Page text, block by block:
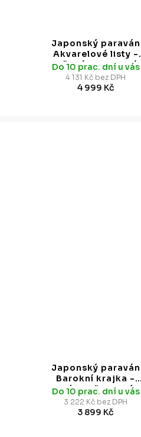
Japonský paraván
Akvarelové listy -
měkká botanická
kresba, 225 x 172 cm
Do 10 prac. dní u vás
4 131 Kč bez DPH
4 999 Kč
Japonský paraván
Barokní krajka -
krémově modré
ornamenty, 135 x 172
cm
Do 10 prac. dní u vás
3 222 Kč bez DPH
3 899 Kč